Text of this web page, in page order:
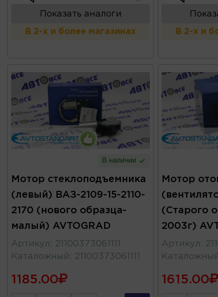
Показать аналоги
В 2-х и более магазинах В 2-х и
В наличии
Мотор стеклоподъемника
(левый) ВАЗ-2109-15-2110-
2170 (нового образца-
малый) AVTOGRAD
Артикул : 21100373061111
Каталожный : 21100373061111
1185.00
Мотор
(Старого
2003г)
Артикул :
1615.00